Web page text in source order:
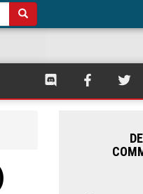
SQUARE
SQUARE